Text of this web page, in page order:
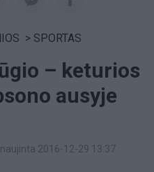
> SPORTAS
– keturios
ausyje
2016-12-29 13:37